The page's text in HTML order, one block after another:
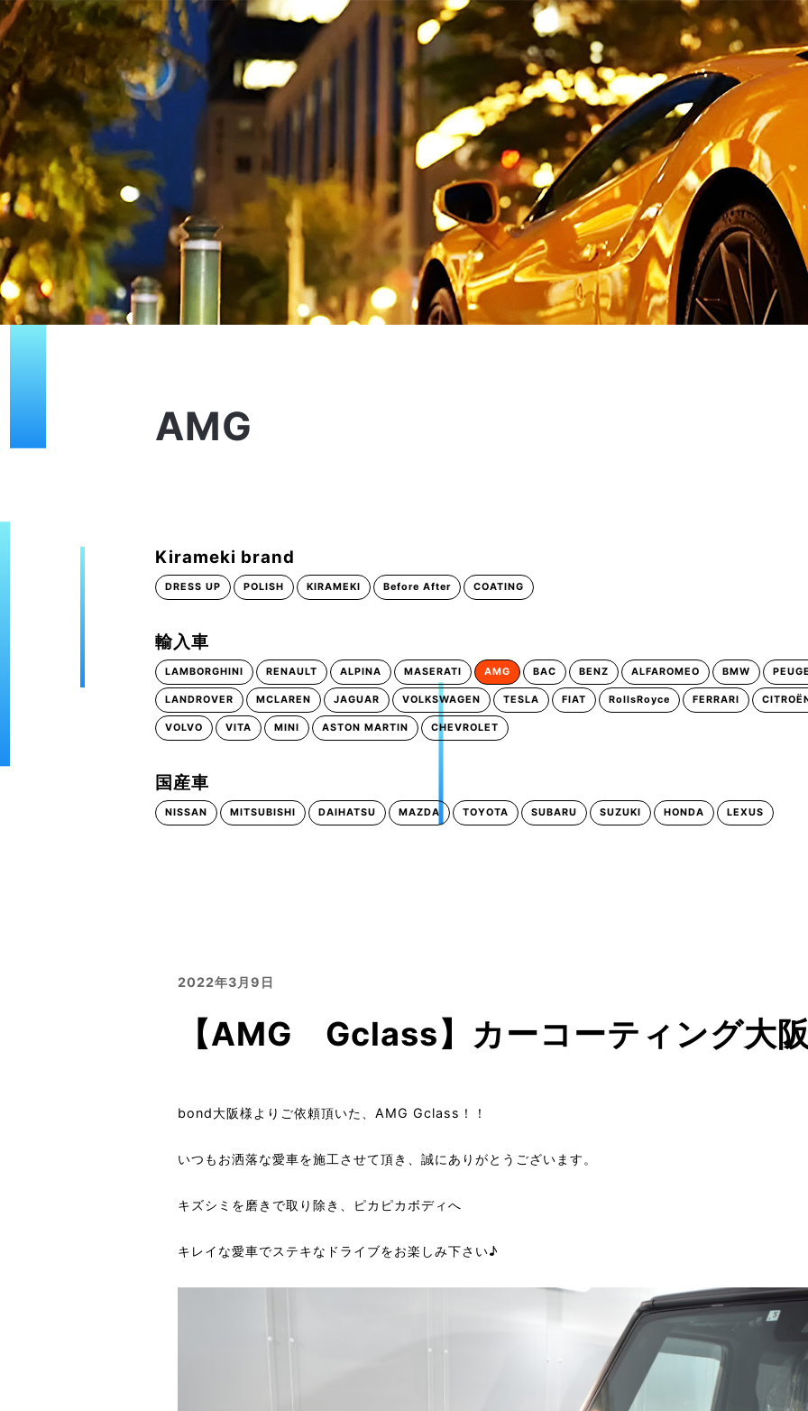
AMG
Kirameki brand
DRESS UP POLISH KIRAMEKI Before After COATING
輸入車
LAMBORGHINI RENAULT ALPINA MASERATI AMG BAC BENZ ALFAROMEO BMW
LANDROVER MCLAREN JAGUAR VOLKSWAGEN TESLA FIAT RollsRoyce FERRARI
VOLVO VITA MINI ASTON MARTIN CHEVROLET
国産車
NISSAN MITSUBISHI DAIHATSU MAZDA TOYOTA SUBARU SUZUKI HONDA LEXUS
2022年3月9日
【AMG Gclass】カーコーティング大
bond大阪様よりご依頼頂いた、AMG Gclass！！
いつもお洒落な愛車を施工させて頂き、誠にありがとうございます。
キズシミを磨きで取り除き、ピカピカボディへ
キレイな愛車でステキなドライブをお楽しみ下さい♪